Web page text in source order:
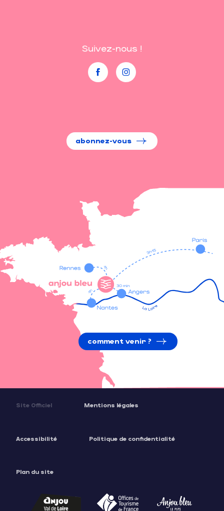
Suivez-nous !
abonnez-vous
comment venir ?
Site Officiel Mentions légales
Accessibilité Politique de confidentialité
Plan du site